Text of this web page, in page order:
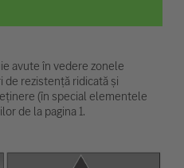
avute în vedere zonele
rezistență ridicată și
(în special elementele
de la pagina 1.